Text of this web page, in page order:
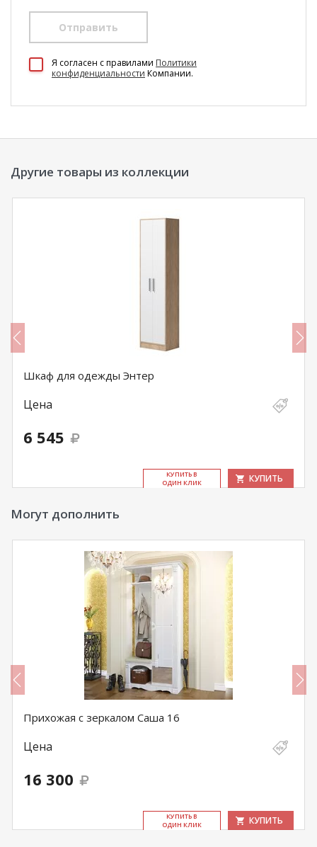
Отправить
Я согласен c правилами Политики
конфиденциальности Компании.
Другие товары из коллекции
Шкаф для одежды Энтер
Цена
6 545
КУ­ПИТЬ В
ОДИН КЛИК
КУПИТЬ
Могут дополнить
Прихожая с зеркалом Саша 16
Цена
16 300
КУ­ПИТЬ В
ОДИН КЛИК
КУПИТЬ